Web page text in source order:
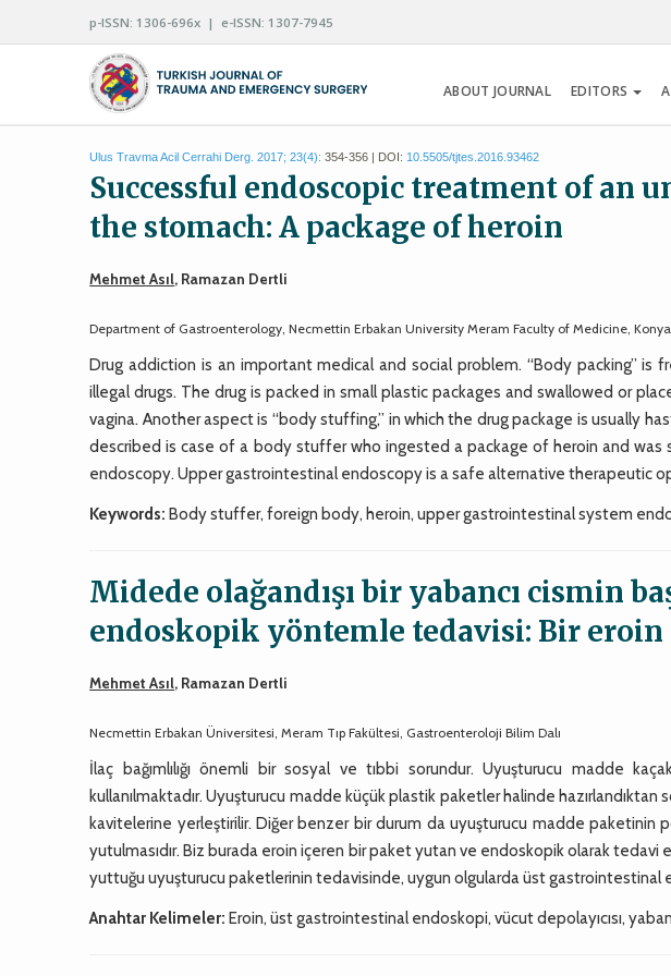
p-ISSN: 1306-696x | e-ISSN: 1307-7945
ABOUT JOURNAL EDITORS
Ulus Travma Acil Cerrahi Derg. 2017; 23(4): 354-356 | DOI: 10.5505/tjtes.2016.93462
Successful endoscopic treatment of an
the stomach: A package of heroin
Mehmet Asıl, Ramazan Dertli
Department of Gastroenterology, Necmettin Erbakan University Meram Faculty of Medicine,
Drug addiction is an important medical and social problem. “Body packing”
illegal drugs. The drug is packed in small plastic packages and swallowed or
vagina. Another aspect is “body stuffing,” in which the drug package is usually
described is case of a body stuffer who ingested a package of heroin and
endoscopy. Upper gastrointestinal endoscopy is a safe alternative therapeutic
Keywords: Body stuffer, foreign body, heroin, upper gastrointestinal system
Midede olağandışı bir yabancı cismin
endoskopik yöntemle tedavisi: Bir
Mehmet Asıl, Ramazan Dertli
Necmettin Erbakan Üniversitesi, Meram Tıp Fakültesi, Gastroenteroloji Bilim Dalı
İlaç bağımlılığı önemli bir sosyal ve tıbbi sorundur. Uyuşturucu madde
kullanılmaktadır. Uyuşturucu madde küçük plastik paketler halinde
kavitelerine yerleştirilir. Diğer benzer bir durum da uyuşturucu madde paketinin
yutulmasıdır. Biz burada eroin içeren bir paket yutan ve endoskopik olarak tedavi
yuttuğu uyuşturucu paketlerinin tedavisinde, uygun olgularda üst
Anahtar Kelimeler: Eroin, üst gastrointestinal endoskopi, vücut depolayıcısı,